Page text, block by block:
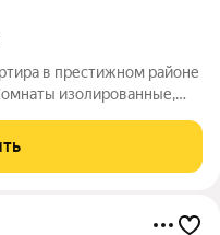
в престижном районе
изолированные,
дорогих качественных